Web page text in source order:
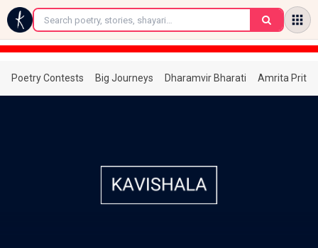
←
Poetry Contests Big Journeys Dharamvir Bharati Amrita